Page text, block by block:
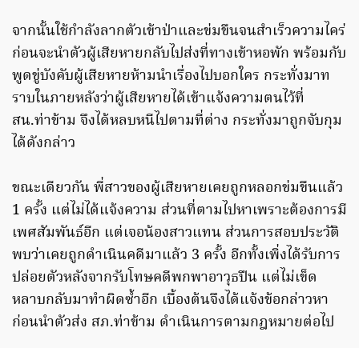
จากนั้นใช้กำลังลากตัวเข้าป่าและข่มขืนจนสำเร็วความไคร่
ก่อนจะนำตัวผู้เสียหายกลับไปส่งที่ทางเข้าหอพัก พร้อมกับ
พูดขู่บังคับผู้เสียหายห้ามนำเรื่องไปบอกใคร กระทั่งมาท
ราบในภายหลังว่าผู้เสียหายได้เข้าแจ้งความตนไว้ที่
สน.ท่าข้าม จึงได้หลบหนีไปตามที่ต่าง กระทั่งมาถูกจับกุม
ได้ดังกล่าว
ขณะเดียวกัน พี่สาวของผู้เสียหายเคยถูกหลอกข่มขืนแล้ว
1 ครั้ง แต่ไม่ได้แจ้งความ ส่วนที่ตามไปหาเพราะต้องการมี
เพศสัมพันธ์อีก แต่เจอน้องสาวแทน ส่วนการสอบประวัติ
พบว่าเคยถูกดำเนินคดีมาแล้ว 3 ครั้ง อีกทั้งเพิ่งได้รับการ
ปล่อยตัวหลังจากรับโทษคดีพกพาอาวุธปืน แต่ไม่เข็ด
หลาบกลับมาทำผิดซ้ำอีก เบื้องต้นจึงได้แจ้งข้อกล่าวหา
ก่อนนำตัวส่ง สภ.ท่าข้าม ดำเนินการตามกฎหมายต่อไป